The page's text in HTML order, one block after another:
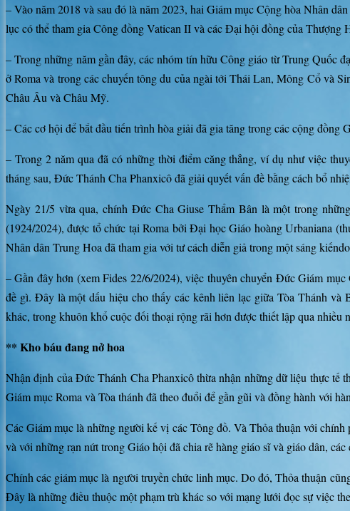
– Vào năm 2018 và sau đó là năm 2023, hai Giám mục Cộng hòa Nhân
lục có thể tham gia Công đồng Vatican II và các Đại hội đồng của Thượng
– Trong những năm gần đây, các nhóm tín hữu Công giáo từ Trung
ở Roma và trong các chuyến tông du của ngài tới Thái Lan, Mông Cổ và
Châu Âu và Châu Mỹ.
– Các cơ hội để bắt đầu tiến trình hòa giải đã gia tăng trong các cộng đồng
– Trong 2 năm qua đã có những thời điểm căng thẳng, ví dụ như việc
tháng sau, Đức Thánh Cha Phanxicô đã giải quyết vấn đề bằng cách bổ
Ngày 21/5 vừa qua, chính Đức Cha Giuse Thẩm Bân là một trong
(1924/2024), được tổ chức tại Roma bởi Đại học Giáo hoàng Urbaniana
Nhân dân Trung Hoa đã tham gia với tư cách diễn giả trong một sáng
– Gần đây hơn (xem Fides 22/6/2024), việc thuyên chuyển Đức Giám
đề gì. Đây là một dấu hiệu cho thấy các kênh liên lạc giữa Tòa Thánh và
khác, trong khuôn khổ cuộc đối thoại rộng rãi hơn được thiết lập qua nhiều
** Kho báu đang nở hoa
Nhận định của Đức Thánh Cha Phanxicô thừa nhận những dữ liệu thực tế
Giám mục Roma và Tòa thánh đã theo đuổi để gần gũi và đồng hành với
Các Giám mục là những người kế vị các Tông đồ. Và Thỏa thuận với
và với những rạn nứt trong Giáo hội đã chia rẽ hàng giáo sĩ và giáo dân,
Chính các giám mục là người truyền chức linh mục. Do đó, Thỏa thuận
Đây là những điều thuộc một phạm trù khác so với mạng lưới đọc sự việc